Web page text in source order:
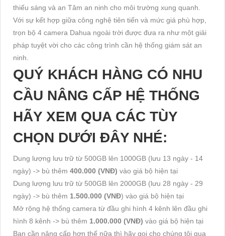
thiếu sáng và an Tâm an ninh cho môi trường xung quanh.
Với sự kết hợp giữa công nghệ tiên tiến và mức giá phù hợp,
trọn bộ 4 camera Dahua ngoài trời được đưa ra như một giải
pháp tuyệt vời cho các công trình cần hệ thống giám sát an
ninh.
QUÝ KHÁCH HÀNG CÓ NHU
CẦU NÂNG CẤP HỆ THỐNG
HÃY XEM QUA CÁC TÙY
CHỌN DƯỚI ĐÂY NHÉ:
Dung lượng lưu trữ từ 500GB lên 1000GB (lưu 13 ngày - 14
ngày) -> bù thêm 400.000 (VNĐ) vào giá bộ hiện tại
Dung lượng lưu trữ từ 500GB lên 2000GB (lưu 28 ngày - 29
ngày) -> bù thêm 1.500.000 (VNĐ) vào giá bộ hiện tại
Mở rộng hệ thống camera từ đầu ghi hình 4 kênh lên đầu ghi
hình 8 kênh -> bù thêm 1.000.000 (VNĐ) vào giá bộ hiện tại
Bạn cần nâng cấp hơn thế nữa thì hãy gọi cho chúng tôi qua